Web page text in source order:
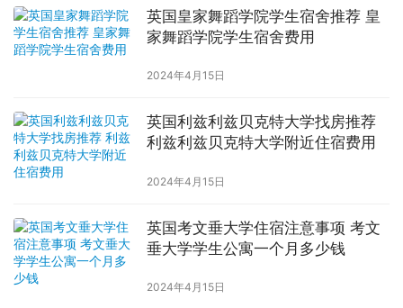
英国皇家舞蹈学院学生宿舍推荐 皇
家舞蹈学院学生宿舍费用
2024年4月15日
英国利兹利兹贝克特大学找房推荐
利兹利兹贝克特大学附近住宿费用
2024年4月15日
英国考文垂大学住宿注意事项 考文
垂大学学生公寓一个月多少钱
2024年4月15日